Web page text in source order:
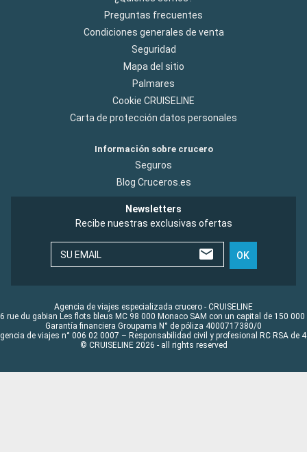
Preguntas frecuentes
Condiciones generales de venta
Seguridad
Mapa del sitio
Palmares
Cookie CRUISELINE
Carta de protección datos personales
Información sobre crucero
Seguros
Blog Cruceros.es
Newsletters
Recibe nuestras exclusivas ofertas
SU EMAIL OK
Agencia de viajes especializada crucero - CRUISELINE
rue du gabian Les flots bleus MC 98 000 Monaco SAM con un capital de 150 000
Garantía financiera Groupama N° de póliza 4000717380/0
de viajes n° 006 02 0007 – Responsabilidad civil y profesional RC RSA de
© CRUISELINE 2026 - all rights reserved